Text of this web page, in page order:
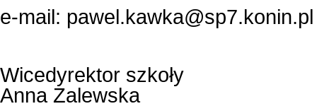
e-mail: pawel.kawka@sp7.konin.pl
Wicedyrektor szkoły
Anna Zalewska